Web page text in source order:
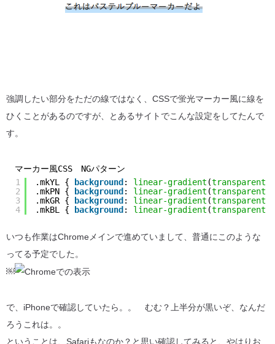
強調したい部分をただの線ではなく、CSSで蛍光マーカー風に線を
ひくことがあるのですが、とあるサイトでこんな設定をしてたんで
す。
マーカー風CSS NGパターン
1
2
3
4
.mkYL { background : linear-gradient (transparent
.mkPN {
background : linear-gradient (transparent
.mkGR {
background : linear-gradient (transparent
.mkBL {
background : linear-gradient (transparent
いつも作業はChromeメインで進めていまして、普通にこのような
ってる予定でした。
￼
で、iPhoneで確認していたら。。 むむ？上半分が黒いぞ、なんだ
ろうこれは。。
ということは、Safariもなのか？と思い確認してみると、やはりお